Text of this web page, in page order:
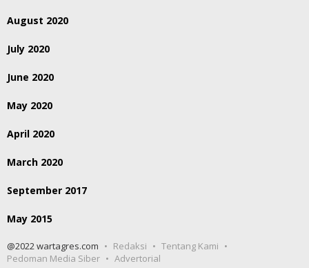
August 2020
July 2020
June 2020
May 2020
April 2020
March 2020
September 2017
May 2015
@2022 wartagres.com Redaksi
Tentang Kami
Pedoman Media Siber
Advertorial